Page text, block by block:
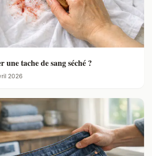
une tache de sang séché ?
2026